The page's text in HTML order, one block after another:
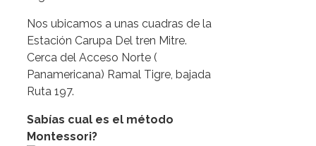
Nos ubicamos a unas cuadras de la
Estación Carupa Del tren Mitre.
Cerca del Acceso Norte (
Panamericana) Ramal Tigre, bajada
Ruta 197.
Sabías cual es el método
Montessori?